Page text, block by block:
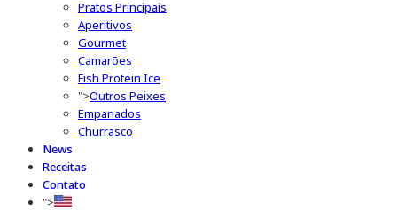
Pratos Principais
Aperitivos
Gourmet
Camarões
Fish Protein Ice
">Outros Peixes
Empanados
Churrasco
News
Receitas
Contato
">